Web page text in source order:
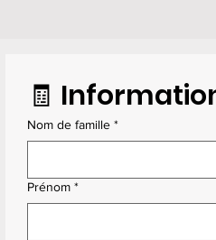
🧾
Nom de famille *
Prénom *